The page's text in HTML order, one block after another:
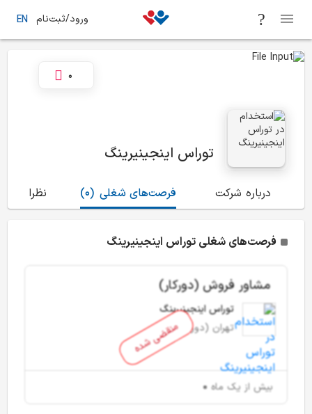
ورود/ثبت‌نام EN
توراس اینجینیرینگ
0
درباره شرکت (0) فرصت‌های شغلی نظرات
فرصت‌های شغلی توراس اینجینیرینگ
منقضی شده
مشاور فروش (دورکار)
توراس اینجینیرینگ
تهران (دورکار)
بیش از یک ماه